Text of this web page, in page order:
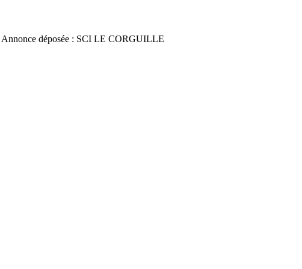
Annonce déposée : SCI LE CORGUILLE